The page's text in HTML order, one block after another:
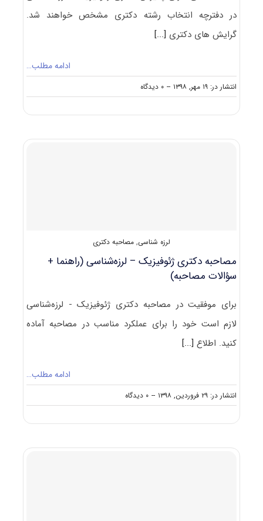
در دفترچه انتخاب رشته دکتری مشخص خواهند شد.
گرایش های دکتری [...]
ادامه مطلب…
انتشار در: ۱۹ مهر, ۱۳۹۸ -- ۰ دیدگاه
on
دانشگاه
دکتری
لرزه شناسی, مصاحبه دکتری
مصاحبه دکتری ژئوفیزیک – لرزه‌شناسی (راهنما +
سؤالات مصاحبه)
برای موفقیت در مصاحبه دکتری ژئوفیزیک - لرزه‌شناسی
لازم است خود را برای عملکرد مناسب در مصاحبه آماده
کنید. اطلاع[...]
ادامه مطلب…
انتشار در: ۲۹ فروردین, ۱۳۹۸ -- ۰ دیدگاه
on
مصاحبه
لرزه‌شناسی